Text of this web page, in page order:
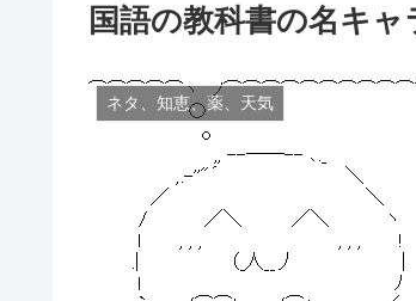
国語の教科書の名キ
ネタ、知恵、薬、天気